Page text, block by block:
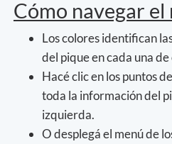
Cómo navegar el
Los colores identifican
del pique en cada una de
Hacé clic en los puntos
toda la información del
izquierda.
O desplegá el menú de